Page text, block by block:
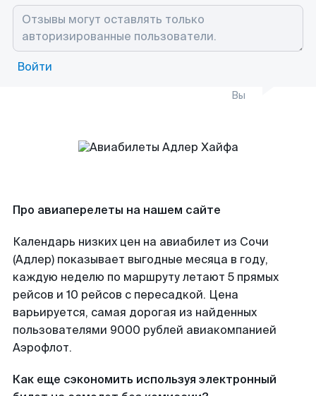
Войти
Вы
Про авиаперелеты на нашем сайте
Календарь низких цен на авиабилет из Сочи
(Адлер) показывает выгодные месяца в году,
каждую неделю по маршруту летают 5 прямых
рейсов и 10 рейсов с пересадкой. Цена
варьируется, самая дорогая из найденных
пользователями 9000 рублей авиакомпанией
Аэрофлот.
Как еще сэкономить используя электронный